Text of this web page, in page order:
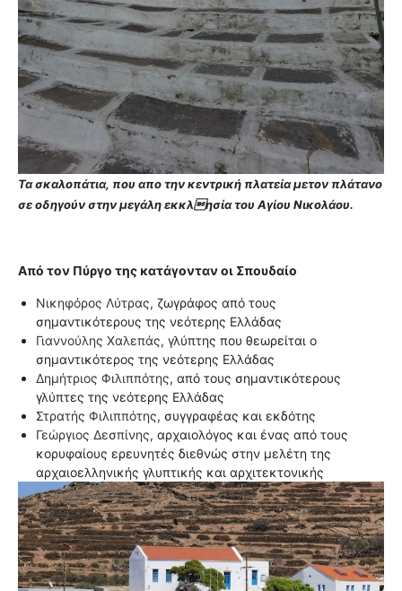
Τα σκαλοπάτια, που απο την κεντρική πλατεία μετον πλάτανο
σε οδηγούν στην μεγάλη εκκλησία του Αγίου Νικολάου.
Από τον Πύργο της κατάγονταν οι Σπουδαίο
Νικηφόρος Λύτρας, ζωγράφος από τους
σημαντικότερους της νεότερης Ελλάδας
Γιαννούλης Χαλεπάς, γλύπτης που θεωρείται ο
σημαντικότερος της νεότερης Ελλάδας
Δημήτριος Φιλιππότης, από τους σημαντικότερους
γλύπτες της νεότερης Ελλάδας
Στρατής Φιλιππότης, συγγραφέας και εκδότης
Γεώργιος Δεσπίνης, αρχαιολόγος και ένας από τους
κορυφαίους ερευνητές διεθνώς στην μελέτη της
αρχαιοελληνικής γλυπτικής και αρχιτεκτονικής